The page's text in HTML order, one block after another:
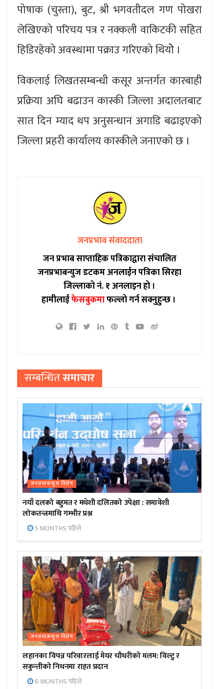
पोषाक (चुस्ता), बुट, श्री भगवतीदल गण पोखरा
लेखिएको परिचय पत्र र नक्कली वाकिटकी सहित
हिडिरहेको अवस्थामा पक्राउ गरिएको थियोे ।
विकलाई लिखतसम्बन्धी कसूर अन्तर्गत कारबाही
प्रक्रिया अघि बढाउन कास्की जिल्ला अदालतबाट
सात दिन म्याद थप अनुसन्धान अगाडि बढाइएको
जिल्ला प्रहरी कार्यालय कास्कीले जनाएको छ ।
जनप्रभाव संवाददाता
जन प्रभाब साप्ताहिक पत्रिकाद्वारा संचालित
जनप्रभाबन्युज डटकम अनलाईन पत्रिका सिरहा
जिल्लाको नं. १ अनलाइन हो ।
हामीलाईफेसबुकमाफल्लो गर्न सक्नुहुन्छ ।
सम्बन्धितसमाचार
जनप्रभाबन्युज विशेष
नयाँ दलको बहुमत र मधेशी दलितको उपेक्षा : समावेशी
लोकतन्त्रमाथि गम्भीर प्रश्न
5 MONTHS पहिले
जनप्रभाबन्युज विशेष
लहानका विपन्न परिवारलाई मेयर चौधरीको मलम: विल्टु र
सकुन्तीको निधनमा राहत प्रदान
6 MONTHS पहिले